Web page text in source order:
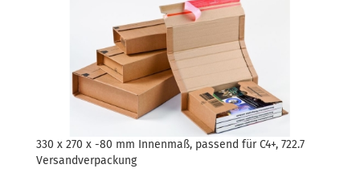
330 x 270 x -80 mm Innenmaß, passend für C4+, 722.7
Versandverpackung